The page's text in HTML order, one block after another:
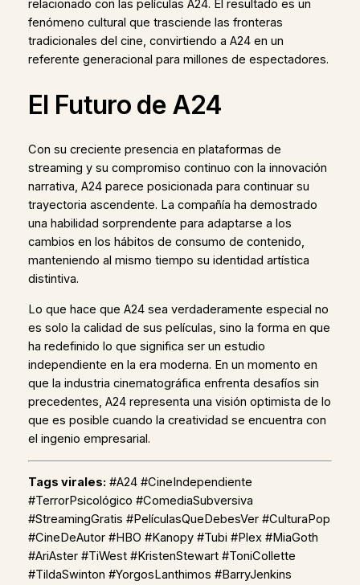
relacionado con las películas A24. El resultado es un
fenómeno cultural que trasciende las fronteras
tradicionales del cine, convirtiendo a A24 en un
referente generacional para millones de espectadores.
El Futuro de A24
Con su creciente presencia en plataformas de
streaming y su compromiso continuo con la innovación
narrativa, A24 parece posicionada para continuar su
trayectoria ascendente. La compañía ha demostrado
una habilidad sorprendente para adaptarse a los
cambios en los hábitos de consumo de contenido,
manteniendo al mismo tiempo su identidad artística
distintiva.
Lo que hace que A24 sea verdaderamente especial no
es solo la calidad de sus películas, sino la forma en que
ha redefinido lo que significa ser un estudio
independiente en la era moderna. En un momento en
que la industria cinematográfica enfrenta desafíos sin
precedentes, A24 representa una visión optimista de lo
que es posible cuando la creatividad se encuentra con
el ingenio empresarial.
Tags virales: #A24 #CineIndependiente
#TerrorPsicológico #ComediaSubversiva
#StreamingGratis #PelículasQueDebesVer #CulturaPop
#CineDeAutor #HBO #Kanopy #Tubi #Plex #MiaGoth
#AriAster #TiWest #KristenStewart #ToniCollette
#TildaSwinton #YorgosLanthimos #BarryJenkins